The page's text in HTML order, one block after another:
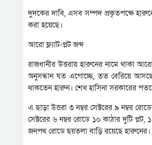
দুদকের দাবি, এসব সম্পদ প্রকৃতপক্ষে
করা হয়েছে।
আরো ফ্ল্যাট-প্লট জব্দ
রাজধানীর উত্তরায় হারুনের নামে থাকা
অনুসন্ধান যত এগোচ্ছে, তত বেরিয়ে আসছে
থাকতেন হারুন। শেখ হাসিনা সরকারের
এ ছাড়া উত্তরা ৩ নম্বর সেক্টরের ৯ নম্বর
সেক্টরের ৬ নম্বর রোডে ১০ কাঠার দুটি
জনপথ রোডে ছয়তলা বাড়ি রয়েছে হারুনের।